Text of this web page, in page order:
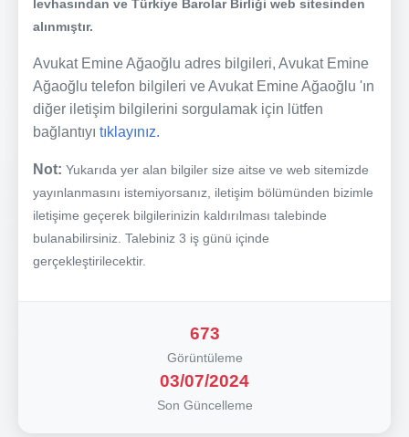
levhasından ve Türkiye Barolar Birliği web sitesinden
alınmıştır.
Avukat Emine Ağaoğlu adres bilgileri, Avukat Emine
Ağaoğlu telefon bilgileri ve Avukat Emine Ağaoğlu 'ın
diğer iletişim bilgilerini sorgulamak için lütfen
bağlantıyı tıklayınız.
Not: Yukarıda yer alan bilgiler size aitse ve web sitemizde
yayınlanmasını istemiyorsanız, iletişim bölümünden bizimle
iletişime geçerek bilgilerinizin kaldırılması talebinde
bulanabilirsiniz. Talebiniz 3 iş günü içinde
gerçekleştirilecektir.
673
Görüntüleme
03/07/2024
Son Güncelleme